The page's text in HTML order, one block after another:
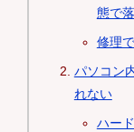
態で
修理
パソコン
れない
ハー